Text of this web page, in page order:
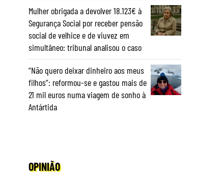
Mulher obrigada a devolver 18.123€ à
Segurança Social por receber pensão
social de velhice e de viuvez em
simultâneo: tribunal analisou o caso
“Não quero deixar dinheiro aos meus
filhos”: reformou-se e gastou mais de
21 mil euros numa viagem de sonho à
Antártida
OPINIÃO